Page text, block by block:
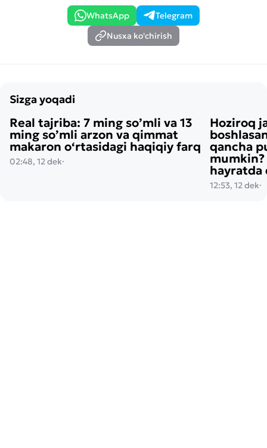
WhatsApp
Telegram
Nusxa ko'chirish
Sizga yoqadi
Real tajriba: 7 ming so’mli va 13
ming so’mli arzon va qimmat
makaron o‘rtasidagi haqiqiy farq
02:48, 12 dek·
Hoziroq
qancha
mumkin?
hayratda
12:53, 12 dek·